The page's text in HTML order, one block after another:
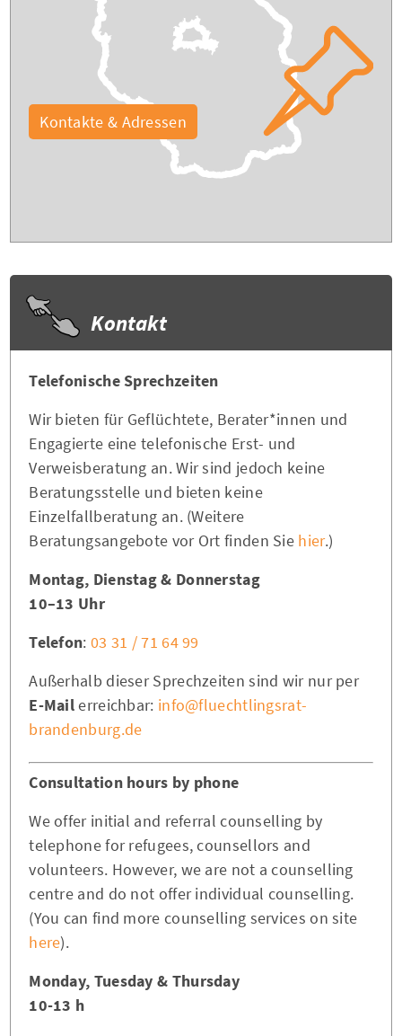
Kontakte & Adressen
Kontakt
Telefonische Sprechzeiten
Wir bieten für Geflüchtete, Berater*innen und
Engagierte eine telefonische Erst- und
Verweisberatung an. Wir sind jedoch keine
Beratungsstelle und bieten keine
Einzelfallberatung an. (Weitere
Beratungsangebote vor Ort finden Sie hier.)
Montag, Dienstag & Donnerstag
10–13 Uhr
Telefon: 03 31 / 71 64 99
Außerhalb dieser Sprechzeiten sind wir nur per
E-Mailerreichbar: info@fluechtlingsrat-
brandenburg.de
Consultation hours by phone
We offer initial and referral counselling by
telephone for refugees, counsellors and
volunteers. However, we are not a counselling
centre and do not offer individual counselling.
(You can find more counselling services on site
here).
Monday, Tuesday & Thursday
10-13 h